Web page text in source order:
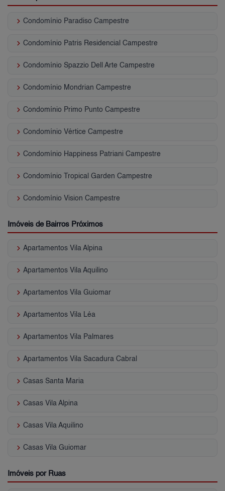
keyboard_arrow_right Condomínio Paradiso Campestre
keyboard_arrow_right Condomínio Patris Residencial Campestre
keyboard_arrow_right Condomínio Spazzio Dell Arte Campestre
keyboard_arrow_right Condomínio Mondrian Campestre
keyboard_arrow_right Condomínio Primo Punto Campestre
keyboard_arrow_right Condomínio Vértice Campestre
keyboard_arrow_right Condomínio Happiness Patriani Campestre
keyboard_arrow_right Condomínio Tropical Garden Campestre
keyboard_arrow_right Condomínio Vision Campestre
Imóveis de Bairros Próximos
keyboard_arrow_right Apartamentos Vila Alpina
keyboard_arrow_right Apartamentos Vila Aquilino
keyboard_arrow_right Apartamentos Vila Guiomar
keyboard_arrow_right Apartamentos Vila Léa
keyboard_arrow_right Apartamentos Vila Palmares
keyboard_arrow_right Apartamentos Vila Sacadura Cabral
keyboard_arrow_right Casas Santa Maria
keyboard_arrow_right Casas Vila Alpina
keyboard_arrow_right Casas Vila Aquilino
keyboard_arrow_right Casas Vila Guiomar
Imóveis por Ruas